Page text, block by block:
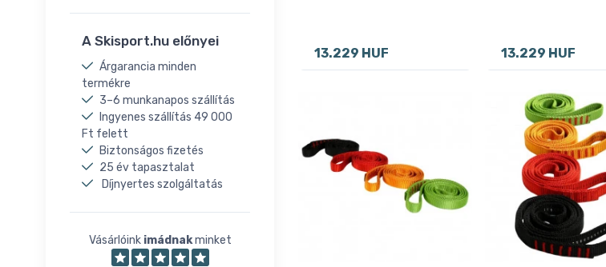
A Skisport.hu előnyei
Árgarancia minden
termékre
3–6 munkanapos szállítás
Ingyenes szállítás 49 000
Ft felett
Biztonságos fizetés
25 év tapasztalat
Díjnyertes szolgáltatás
Vásárlóink imádnakminket
13.229 HUF 13.229 HUF